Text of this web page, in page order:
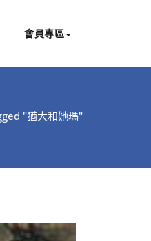
會員專區
"猶大和她瑪"